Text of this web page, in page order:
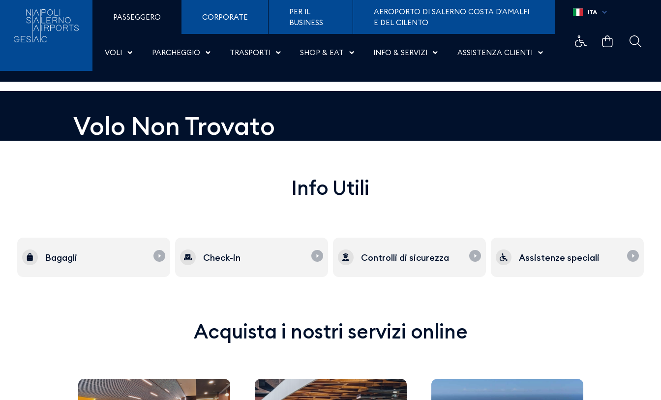
Salta al contenuto
Dettaglio - Aeroporti di Napoli
PASSEGGERO CORPORATE
PER IL
BUSINESS
AEROPORTO DI SALERNO COSTA D'AMALFI
E DEL CILENTO
VOLI PARCHEGGIO TRASPORTI SHOP & EAT INFO & SERVIZI ASSISTENZA CLIENTI
ITA
Volo Non Trovato
Info Utili
Bagagli Check-in Controlli di sicurezza Assistenze speciali
Acquista i nostri servizi online